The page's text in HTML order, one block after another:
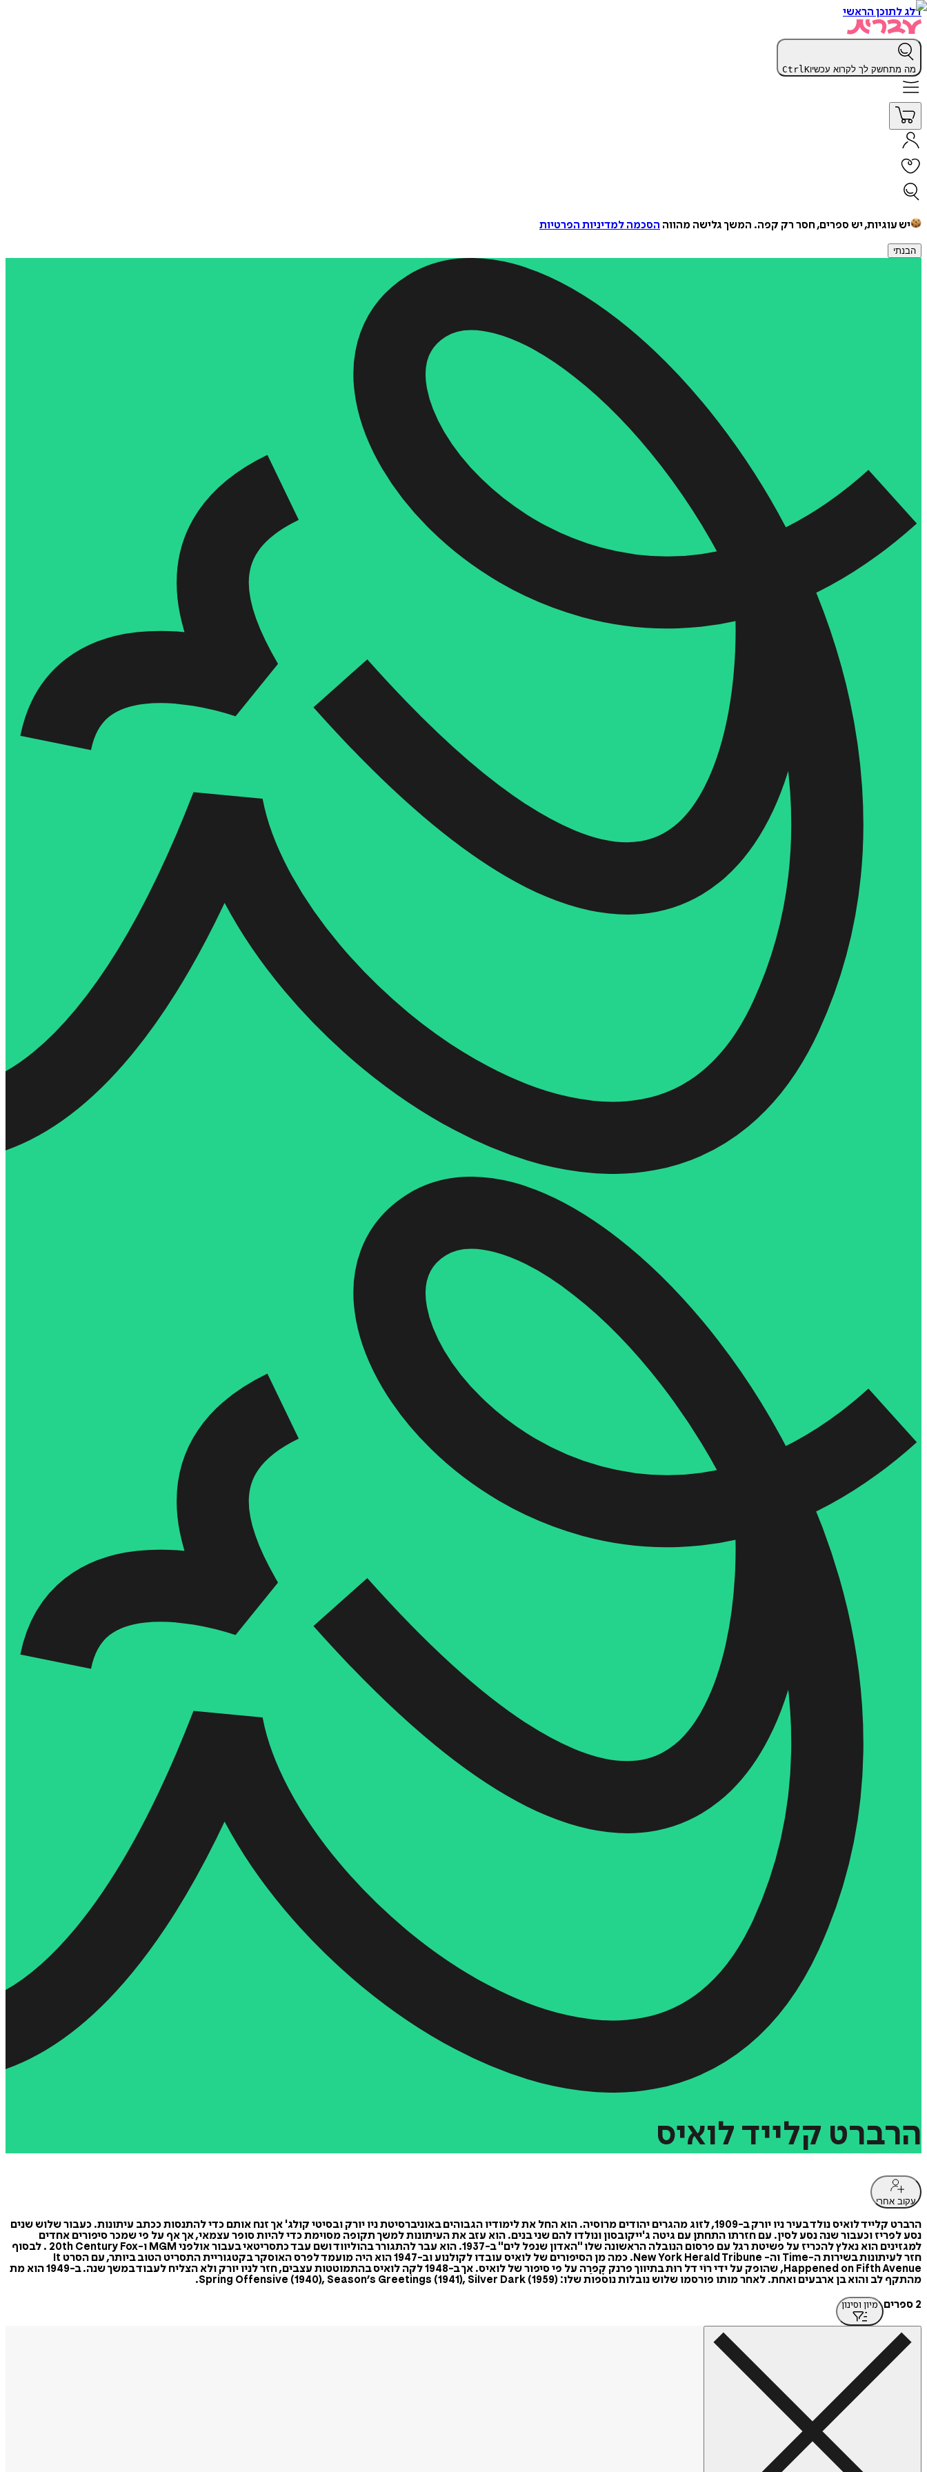
דלג לתוכן הראשי
מה מתחשק לך לקרוא עכשיו CtrlK
יש עוגיות, יש ספרים, חסר רק קפה. המשך גלישה מהווה הסכמה למדיניות הפרטיות
הבנתי
הרברט קלייד לואיס
עקוב אחרי
הרברט קלייד לואיס נולד בעיר ניו יורק ב-1909, לזוג מהגרים יהודים מרוסיה. הוא החל את לימודיו הגבוהים באוניברסיטת ניו יורק ובסיטי קולג' אך זנח אותם כדי להתנסות ככתב עיתונות. כעבור שלוש שנים
נסע לפריז וכעבור שנה נסע לסין. עם חזרתו התחתן עם גיטה ג'ייקובסון ונולדו להם שני בנים. הוא עזב את העיתונות למשך תקופה מסוימת כדי להיות סופר עצמאי, אך אף על פי שמכר סיפורים אחדים
למגזינים הוא נאלץ להכריז על פשיטת רגל עם פרסום הנובלה הראשונה שלו "האדון שנפל לים" ב-1937. הוא עבר להתגורר בהוליווד ושם עבד כתסריטאי בעבור אולפני MGM ו-20th Century Fox . לבסוף
חזר לעיתונות בשירות ה-Time וה- New York Herald Tribune. כמה מן הסיפורים של לואיס עובדו לקולנוע וב-1947 הוא היה מועמד לפרס האוסקר בקטגוריית התסריט הטוב ביותר, עם הסרט It
Happened on Fifth Avenue, שהופק על ידי רוֹי דל רוּת בתיווך פרנק קָפּרַה על פי סיפור של לואיס. אך ב-1948 לקה לואיס בהתמוטטות עצבים, חזר לניו יורק ולא הצליח לעבוד במשך שנה. ב-1949 הוא מת
מהתקף לב והוא בן ארבעים ואחת. לאחר מותו פורסמו שלוש נובלות נוספות שלו: Spring Offensive (1940), Season’s Greetings (1941), Silver Dark (1959).
2 ספרים
מיון וסינון